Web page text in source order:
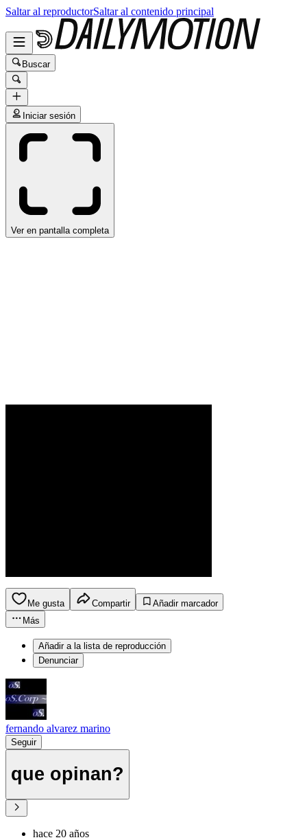
Saltar al reproductorSaltar al contenido principal
Buscar
Iniciar sesión
Ver en pantalla completa
Me gusta Compartir
Añadir marcador
Más
Añadir a la lista de reproducción
Denunciar
fernando alvarez marino
Seguir
que opinan?
hace 20 años